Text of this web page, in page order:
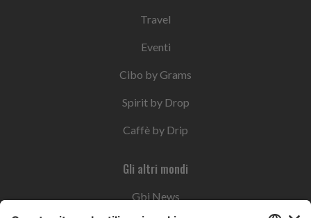
Travel
Eventi
Cibo by Grams
Spirit by Drop
Caffè by Drip
Gli altri mondi
Gbi News